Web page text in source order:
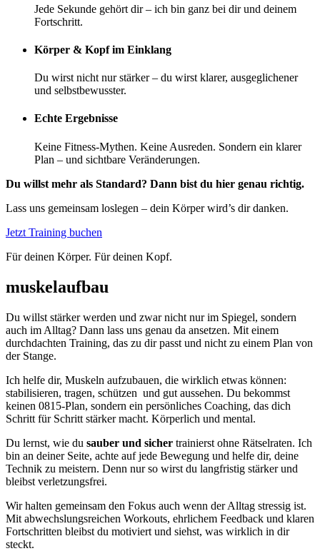
Jede Sekunde gehört dir – ich bin ganz bei dir und deinem
Fortschritt.
Körper & Kopf im Einklang
Du wirst nicht nur stärker – du wirst klarer, ausgeglichener
und selbstbewusster.
Echte Ergebnisse
Keine Fitness-Mythen. Keine Ausreden. Sondern ein klarer
Plan – und sichtbare Veränderungen.
Du willst mehr als Standard? Dann bist du hier genau richtig.
Lass uns gemeinsam loslegen – dein Körper wird’s dir danken.
Jetzt Training buchen
Für deinen Körper. Für deinen Kopf.
muskelaufbau
Du willst stärker werden und zwar nicht nur im Spiegel, sondern
auch im Alltag? Dann lass uns genau da ansetzen. Mit einem
durchdachten Training, das zu dir passt und nicht zu einem Plan von
der Stange.
Ich helfe dir, Muskeln aufzubauen, die wirklich etwas können:
stabilisieren, tragen, schützen und gut aussehen. Du bekommst
keinen 0815-Plan, sondern ein persönliches Coaching, das dich
Schritt für Schritt stärker macht. Körperlich und mental.
Du lernst, wie du sauber und sicher trainierst ohne Rätselraten. Ich
bin an deiner Seite, achte auf jede Bewegung und helfe dir, deine
Technik zu meistern. Denn nur so wirst du langfristig stärker und
bleibst verletzungsfrei.
Wir halten gemeinsam den Fokus auch wenn der Alltag stressig ist.
Mit abwechslungsreichen Workouts, ehrlichem Feedback und klaren
Fortschritten bleibst du motiviert und siehst, was wirklich in dir
steckt.